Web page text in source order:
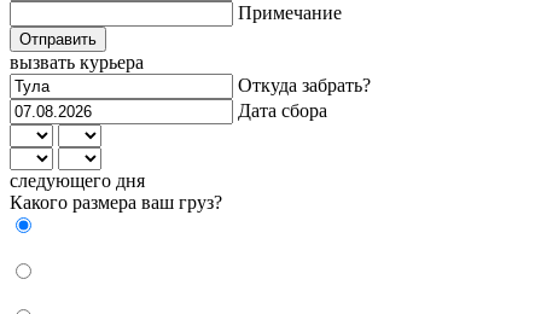
Примечание
Отправить
вызвать курьера
Откуда забрать?
Дата сбора
следующего дня
Какого размера ваш груз?